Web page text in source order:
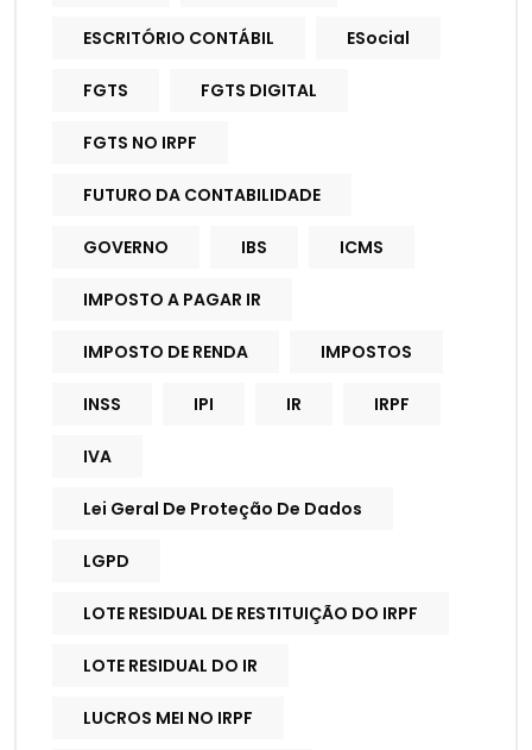
ESCRITÓRIO CONTÁBIL ESocial
FGTS FGTS DIGITAL
FGTS NO IRPF
FUTURO DA CONTABILIDADE
GOVERNO IBS ICMS
IMPOSTO A PAGAR IR
IMPOSTO DE RENDA IMPOSTOS
INSS IPI IR IRPF
IVA
Lei Geral De Proteção De Dados
LGPD
LOTE RESIDUAL DE RESTITUIÇÃO DO IRPF
LOTE RESIDUAL DO IR
LUCROS MEI NO IRPF